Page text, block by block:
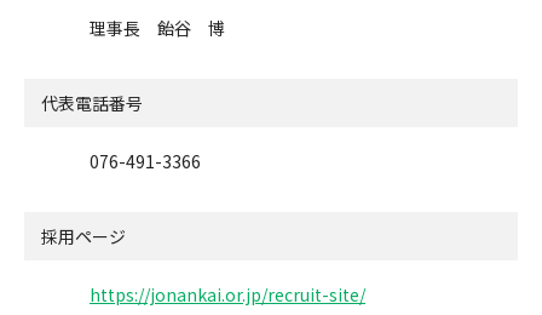
理事長 飴󠄀谷 博
代表電話番号
076-491-3366
採用ページ
https://jonankai.or.jp/recruit-site/